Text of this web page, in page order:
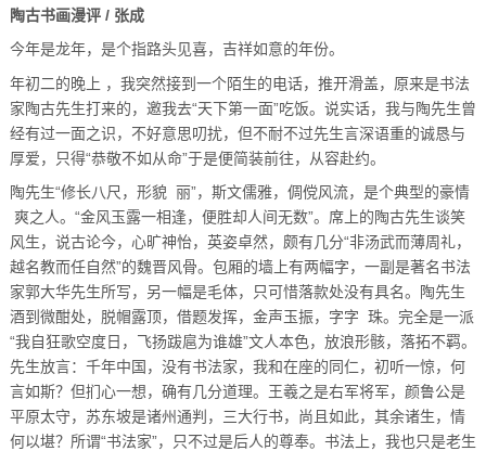
陶古书画漫评 / 张成
今年是龙年，是个指路头见喜，吉祥如意的年份。
年初二的晚上 ，我突然接到一个陌生的电话，推开滑盖，原来是书法
家陶古先生打来的，邀我去“天下第一面”吃饭。说实话，我与陶先生曾
经有过一面之识，不好意思叨扰，但不耐不过先生言深语重的诚恳与
厚爱，只得“恭敬不如从命”于是便简装前往，从容赴约。
陶先生“修长八尺，形貌 丽”，斯文儒雅，倜傥风流，是个典型的豪情
爽之人。“金风玉露一相逢，便胜却人间无数”。席上的陶古先生谈笑
风生，说古论今，心旷神怡，英姿卓然，颇有几分“非汤武而薄周礼，
越名教而任自然”的魏晋风骨。包厢的墙上有两幅字，一副是著名书法
家郭大华先生所写，另一幅是毛体，只可惜落款处没有具名。陶先生
酒到微酣处，脱帽露顶，借题发挥，金声玉振，字字 珠。完全是一派
“我自狂歌空度日，飞扬跋扈为谁雄”文人本色，放浪形骸，落拓不羁。
先生放言：千年中国，没有书法家，我和在座的同仁，初听一惊，何
言如斯？但扪心一想，确有几分道理。王羲之是右军将军，颜鲁公是
平原太守，苏东坡是诸州通判，三大行书，尚且如此，其余诸生，情
何以堪？所谓“书法家”，只不过是后人的尊奉。书法上，我也只是老生